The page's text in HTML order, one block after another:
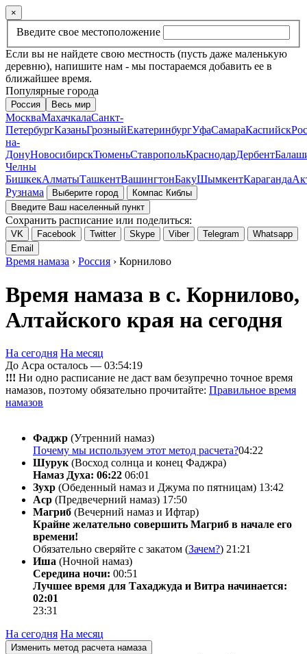
×
Введите свое местоположение
Если вы не найдете свою местность (пусть даже маленькую
деревню), напишите нам - мы постараемся добавить ее в
ближайшее время.
Популярные города
Россия Весь мир
МоскваМахачкалаСанкт-
ПетербургКазаньГрозныйЕкатеринбургУфаСамараКаспийск
на-
ДонуНовосибирскТюменьСтавропольКраснодарДербент
Челны
БишкекАлматыТашкентВашингтонБакуШымкентКараганда
Рузнама
Выберите город
Компас Киблы
Введите Ваш населенный пункт
Сохранить расписание или поделиться:
VK Facebook Twitter Skype Viber Telegram
Whatsapp
Email
Время намаза › Россия › Корнилово
Время намаза в с. Корнилово,
Алтайского края на сегодня
На сегодня На месяц
До Асра осталось — 03:54:19
!!! Ни одно расписание не даст вам безупречно точное время
намазов, поэтому обязательно прочитайте: Правильное время
намазов
Фаджр (Утренний намаз)
Почему мы используем этот метод расчета?04:22
Шурук (Восход солнца и конец Фаджра)
Намаз Духа: 06:22 06:01
Зухр (Обеденный намаз и Джума по пятницам) 13:42
Аср (Предвечерний намаз) 17:50
Магриб (Вечерний намаз и Ифтар)
Крайне желательно совершить Магриб в начале его
времени!
Обязательно сверяйте с закатом (Зачем?) 21:21
Иша (Ночной намаз)
Середина ночи: 00:51
Лучшее время для Тахаджуда и Витра начинается:
02:01
23:31
На сегодня На месяц
Изменить метод расчета намаза